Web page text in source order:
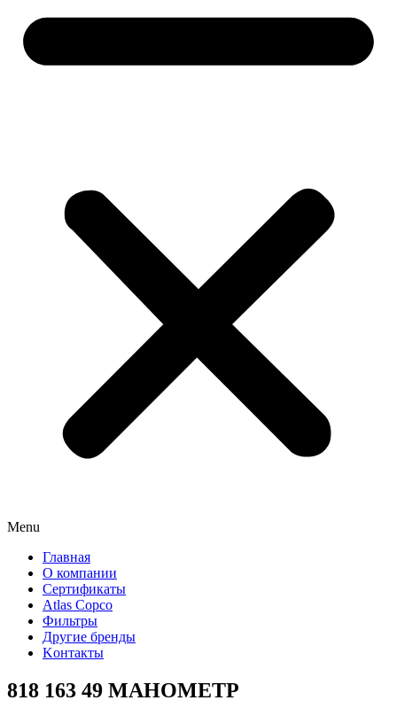
Menu
Главная
О компании
Сертификаты
Atlas Copco
Фильтры
Другие бренды
Kонтакты
818 163 49 МАНОМЕТР